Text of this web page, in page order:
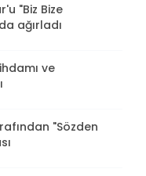
"Biz Bize
ağırladı
ve
"Sözden